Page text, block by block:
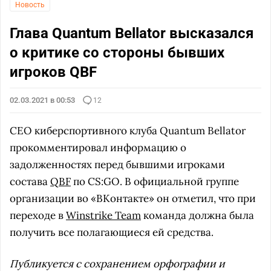
Новость
Глава Quantum Bellator высказался
о критике со стороны бывших
игроков QBF
02.03.2021 в 00:53 12
CEO киберспортивного клуба Quantum Bellator
прокомментировал информацию о
задолженностях перед бывшими игроками
составаQBFпо CS:GO. В официальной группе
организации во «ВКонтакте» он отметил, что при
переходе вWinstrike Teamкоманда должна была
получить все полагающиеся ей средства.
Публикуется с сохранением орфографии и